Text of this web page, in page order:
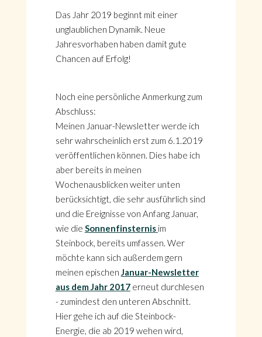
Das Jahr 2019 beginnt mit einer
unglaublichen Dynamik. Neue
Jahresvorhaben haben damit gute
Chancen auf Erfolg!
Noch eine persönliche Anmerkung zum
Abschluss:
Meinen Januar-Newsletter werde ich
sehr wahrscheinlich erst zum 6.1.2019
veröffentlichen können. Dies habe ich
aber bereits in meinen
Wochenausblicken weiter unten
berücksichtigt, die sehr ausführlich sind
und die Ereignisse von Anfang Januar,
wie die Sonnenfinsternis im
Steinbock, bereits umfassen. Wer
möchte kann sich außerdem gern
meinen epischen Januar-Newsletter
aus dem Jahr 2017erneut durchlesen
- zumindest den unteren Abschnitt.
Hier gehe ich auf die Steinbock-
Energie, die ab 2019 wehen wird,